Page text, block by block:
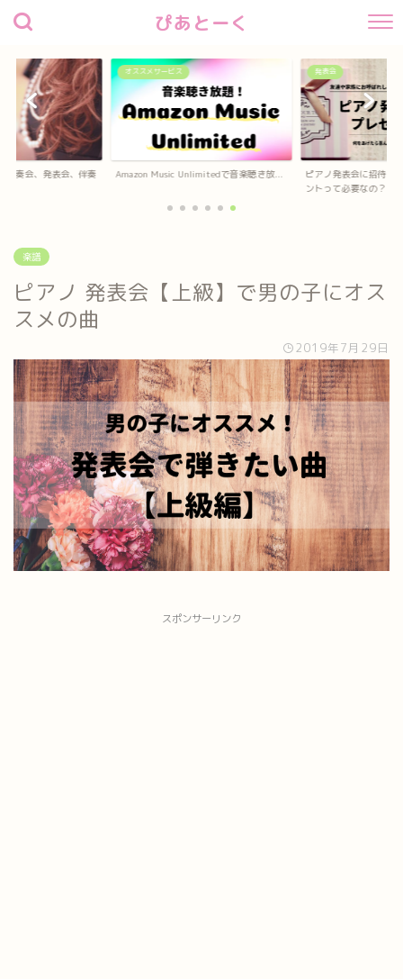
ぴあとーく
演奏会、発表会、伴奏
オススメサービス
Amazon Music Unlimitedで音楽聴き放...
発表会
ピアノ発表会に招待し
ントって必要なの？
楽譜
ピアノ 発表会【上級】で男の子にオス
スメの曲
2019年7月29日
スポンサーリンク